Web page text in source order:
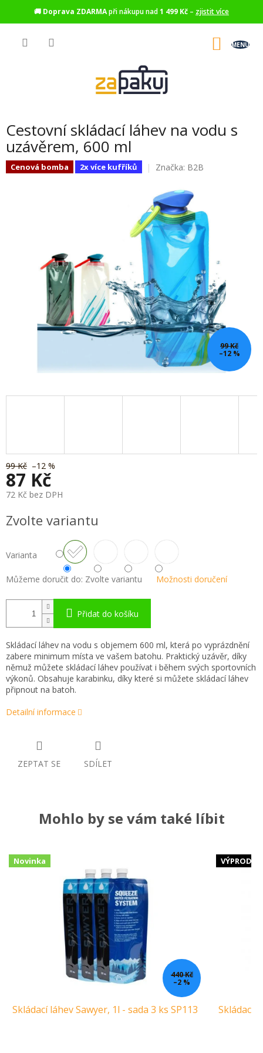
🚚 Doprava ZDARMApři nákupu nad1 499 Kč – zjistit více
Cestovní skládací láhev na vodu s
uzávěrem, 600 ml
Cenová bomba 2x více kufříků Značka: B2B
99 Kč
–12 %
99 Kč –12 %
87 Kč
72 Kč bez DPH
cena:
Zvolte variantu
Varianta
Můžeme doručit do: Zvolte variantu Možnosti doručení
Přidat do košíku
Skládací láhev na vodu s objemem 600 ml, která po vyprázdnění
zabere minimum místa ve vašem batohu. Praktický uzávěr, díky
němuž můžete skládací láhev používat i během svých sportovních
výkonů. Obsahuje karabinku, díky které si můžete skládací láhev
připnout na batoh.
Detailní informace
ZEPTAT SE SDÍLET
Mohlo by se vám také líbit
Novinka
440 Kč
–2 %
Skládací láhev Sawyer, 1l - sada 3 ks SP113
VÝPRODEJ
Skládací